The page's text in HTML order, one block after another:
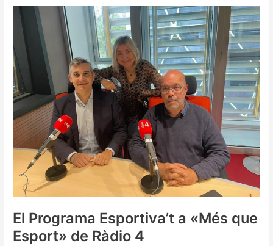
El Programa Esportiva’t a «Més que
Esport» de Ràdio 4
Programa
Esportiva’t
a
«Més
que
Esport»
de
Ràdio
4